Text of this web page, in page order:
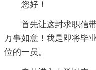
您好！
首先让这封求职信
万事如意！我是即将毕
位的一员。